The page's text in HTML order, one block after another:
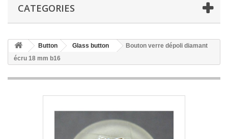
CATEGORIES
Button Glass button
Bouton verre dépoli diamant
écru 18 mm b16